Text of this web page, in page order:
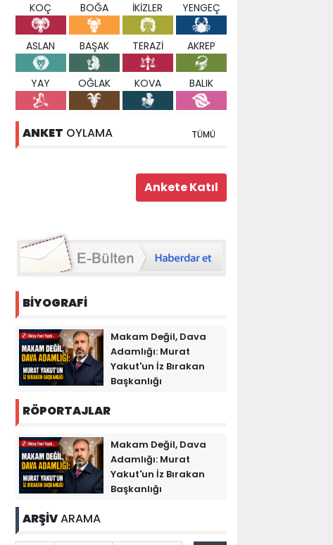
KOÇ BOĞA İKİZLER YENGEÇ
ASLAN BAŞAK TERAZİ AKREP
YAY OĞLAK KOVA BALIK
ANKET OYLAMA TÜMÜ
BİYOGRAFİ
Makam Değil, Dava
Adamlığı: Murat
Yakut'un İz Bırakan
Başkanlığı
RÖPORTAJLAR
Makam Değil, Dava
Adamlığı: Murat
Yakut'un İz Bırakan
Başkanlığı
ARŞİVARAMA